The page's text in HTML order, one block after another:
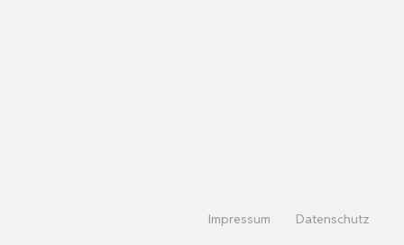
Impressum Datenschutz